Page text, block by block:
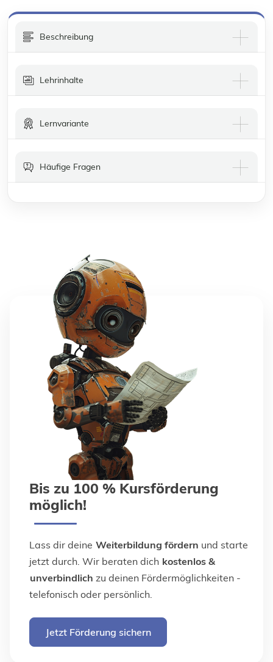
Beschreibung
Lehrinhalte
Lernvariante
Häufige Fragen
Bis zu 100 % Kursförderung
möglich!
Lass dir deine Weiterbildung fördern und starte
jetzt durch. Wir beraten dich kostenlos &
unverbindlich zu deinen Fördermöglichkeiten -
telefonisch oder persönlich.
Jetzt Förderung sichern